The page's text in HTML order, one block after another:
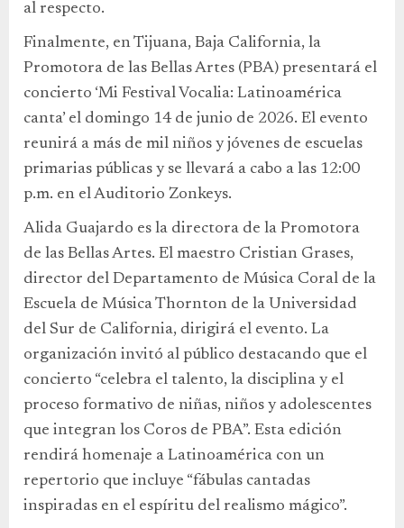
al respecto.
Finalmente, en Tijuana, Baja California, la
Promotora de las Bellas Artes (PBA) presentará el
concierto ‘Mi Festival Vocalia: Latinoamérica
canta’ el domingo 14 de junio de 2026. El evento
reunirá a más de mil niños y jóvenes de escuelas
primarias públicas y se llevará a cabo a las 12:00
p.m. en el Auditorio Zonkeys.
Alida Guajardo es la directora de la Promotora
de las Bellas Artes. El maestro Cristian Grases,
director del Departamento de Música Coral de la
Escuela de Música Thornton de la Universidad
del Sur de California, dirigirá el evento. La
organización invitó al público destacando que el
concierto “celebra el talento, la disciplina y el
proceso formativo de niñas, niños y adolescentes
que integran los Coros de PBA”. Esta edición
rendirá homenaje a Latinoamérica con un
repertorio que incluye “fábulas cantadas
inspiradas en el espíritu del realismo mágico”.